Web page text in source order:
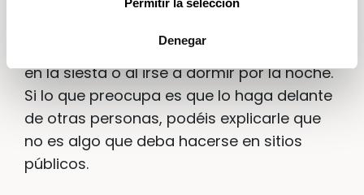
Permitir la selección
Denegar
Probablemente, habrá que ser aún más
produzca en los momentos de descanso:
en la siesta o al irse a dormir por la noche.
Si lo que preocupa es que lo haga delante
de otras personas, podéis explicarle que
no es algo que deba hacerse en sitios
públicos.